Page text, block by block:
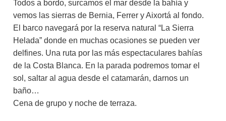
Todos a bordo, surcamos el mar desde la bahía y
vemos las sierras de Bernia, Ferrer y Aixortá al fondo.
El barco navegará por la reserva natural “La Sierra
Helada” donde en muchas ocasiones se pueden ver
delfines. Una ruta por las más espectaculares bahías
de la Costa Blanca. En la parada podremos tomar el
sol, saltar al agua desde el catamarán, darnos un
baño…
Cena de grupo y noche de terraza.